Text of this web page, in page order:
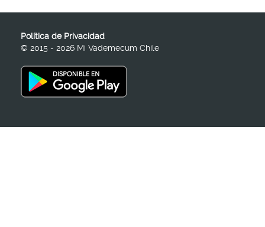
Política de Privacidad
© 2015 - 2026 Mi Vademecum Chile